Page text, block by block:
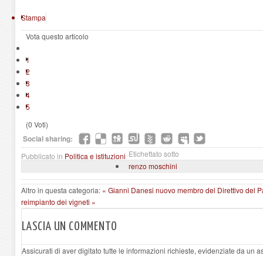
Stampa
Vota questo articolo
1
2
3
4
5
(0 Voti)
Social sharing:
Pubblicato in Politica e istituzioni Etichettato sotto
renzo moschini
Altro in questa categoria: « Gianni Danesi nuovo membro del Direttivo del
reimpianto dei vigneti »
LASCIA UN COMMENTO
Assicurati di aver digitato tutte le informazioni richieste, evidenziate da un